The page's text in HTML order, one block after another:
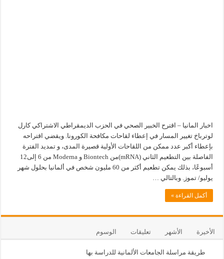
اخبار المانيا – اقترح الخبير الصحي في الحزب الديمقراطي الاشتراكي كارل
لوترباخ تغيير المسار في إعطاء لقاحات مكافحة الكورونا. ويقضي اقتراحه
بإعطاء أكبر عدد ممكن من اللقاحات الأولية قصيرة المدى، و تمديد الفترة
الفاصلة بين التطعيم الثاني (mRNA)من Biontech و Moderna من 6 إلى12
أسبوعًا، بذلك يمكن تطعيم أكثر من 60 مليون شخص في ألمانيا بحلول شهر
يوليو/ تموز. وبالتالي …
أكمل القراءة »
الأخيرة الأشهر تعليقات الوسوم
طريقة مراسلة الجامعات الألمانية للدراسة بها